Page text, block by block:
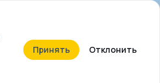
Билеты
Принять Отклонить